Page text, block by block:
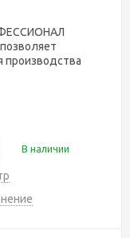
производства
В наличии